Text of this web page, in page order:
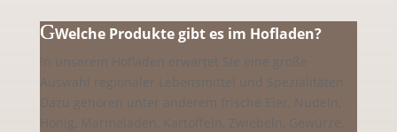
Welche Produkte gibt es im Hofladen?
In unserem Hofladen erwartet Sie eine große
Auswahl regionaler Lebensmittel und Spezialitäten.
Dazu gehören unter anderem frische Eier, Nudeln,
Honig, Marmeladen, Kartoffeln, Zwiebeln, Gewürze,